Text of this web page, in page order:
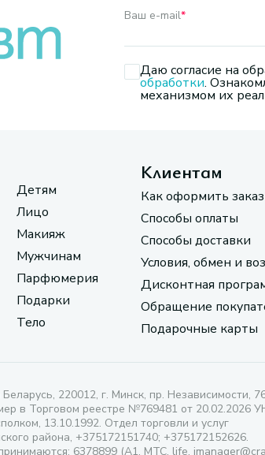
Ваш e-mail*
Даю согласие на
обработки.
механизмом их
Детям
Лицо
Макияж
Мужчинам
Парфюмерия
Подарки
Тело
Клиентам
Как оформить заказ
Способы оплаты
Способы доставки
Условия, обмен и
Дисконтная
Обращение
Подарочные карты
220012, г. Минск, пр. Независимости,
в Торговом реестре №769481 от 20.02.2026
13.10.1992. Отдел торговли и услуг
района, +375172151740; +375172152626.
6378899 (А1, МТС, life,